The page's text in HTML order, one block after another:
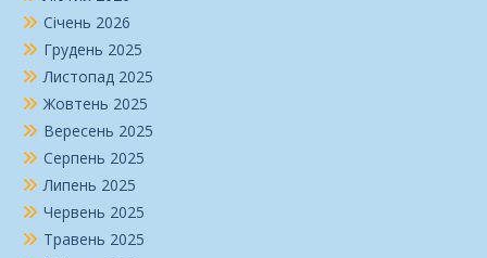
Січень 2026
Грудень 2025
Листопад 2025
Жовтень 2025
Вересень 2025
Серпень 2025
Липень 2025
Червень 2025
Травень 2025